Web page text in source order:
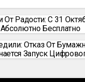
От Радости: С 31
Бесплатно
Отказ От
Запуск